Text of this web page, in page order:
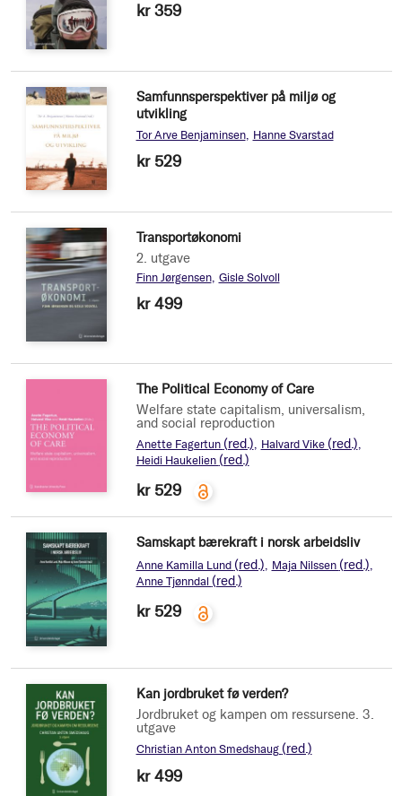
kr 359
Samfunnsperspektiver på miljø og
utvikling
Tor Arve Benjaminsen Hanne Svarstad
kr 529
Transportøkonomi
2. utgave
Finn Jørgensen Gisle Solvoll
kr 499
The Political Economy of Care
Welfare state capitalism, universalism,
and social reproduction
Anette Fagertun (red.) Halvard Vike (red.)
Heidi Haukelien (red.)
kr 529
Samskapt bærekraft i norsk arbeidsliv
Anne Kamilla Lund (red.) Maja Nilssen (red.)
Anne Tjønndal (red.)
kr 529
Kan jordbruket fø verden?
Jordbruket og kampen om ressursene. 3.
utgave
Christian Anton Smedshaug (red.)
kr 499